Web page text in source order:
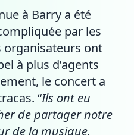
à Barry a été
par les
organisateurs ont
à plus d’agents
le concert a
“Ils ont eu
de partager notre
de la musique.